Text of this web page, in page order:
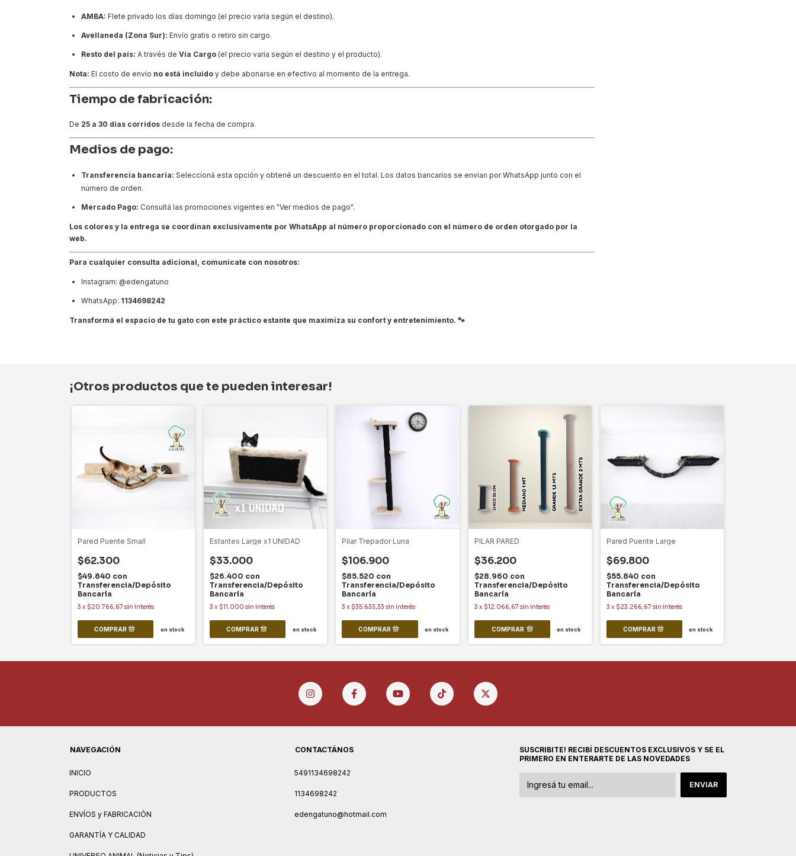
AMBA: Flete privado los días domingo (el precio varía según el destino).
Avellaneda (Zona Sur): Envío gratis o retiro sin cargo.
Resto del país: A través de Vía Cargo (el precio varía según el destino y el producto).
Nota: El costo de envío no está incluido y debe abonarse en efectivo al momento de la entrega.
Tiempo de fabricación:
De 25 a 30 días corridos desde la fecha de compra.
Medios de pago:
Transferencia bancaria: Seleccioná esta opción y obtené un descuento en el total. Los datos bancarios se envían por WhatsApp junto con el
número de orden.
Mercado Pago: Consultá las promociones vigentes en "Ver medios de pago".
Los colores y la entrega se coordinan exclusivamente por WhatsApp al número proporcionado con el número de orden otorgado por la
web.
Para cualquier consulta adicional, comunicate con nosotros:
Instagram: @edengatuno
WhatsApp: 1134698242
Transformá el espacio de tu gato con este práctico estante que maximiza su confort y entretenimiento. 🐾
¡Otros productos que te pueden interesar!
Pared Puente Small
$62.300
$49.840 con
Transferencia/Depósito
Bancaría
3 x $20.766,67 sin interés
en stock
Estantes Large x1 UNIDAD
$33.000
$26.400 con
Transferencia/Depósito
Bancaría
3 x $11.000 sin interés
en stock
Pilar Trepador Luna
$106.900
$85.520 con
Transferencia/Depósito
Bancaría
3 x $35.633,33 sin interés
en stock
PILAR PARED
$36.200
$28.960 con
Transferencia/Depósito
Bancaría
3 x $12.066,67 sin interés
COMPRAR en stock
Pared Puente Large
$69.800
$55.840 con
Transferencia/Depósito
Bancaría
3 x $23.266,67 sin interés
en stock
NAVEGACIÓN
INICIO
PRODUCTOS
ENVÍOS y FABRICACIÓN
GARANTÍA Y CALIDAD
CONTACTÁNOS
5491134698242
1134698242
edengatuno@hotmail.com
SUSCRIBITE! RECIBÍ DESCUENTOS EXCLUSIVOS Y SE EL
PRIMERO EN ENTERARTE DE LAS NOVEDADES